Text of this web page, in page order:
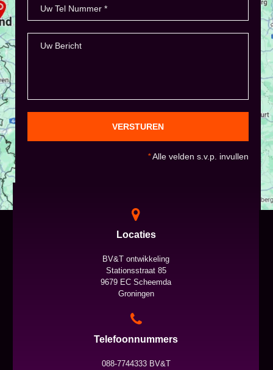
VERSTUREN
*Alle velden s.v.p. invullen
Locaties
BV&T ontwikkeling
Stationsstraat 85
9679 EC Scheemda
Groningen
Telefoonnummers
088-7744333 BV&T